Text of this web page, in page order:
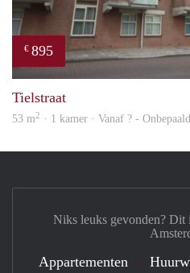
€ 895
Tielstraat
53 m2 · 1 kamer · Vanaf ? -
Niks leuks gevonden? Dit
Appartementen